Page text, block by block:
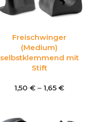
Freischwinger
(Medium)
selbstklemmend mit
Stift
1,50 € – 1,65 €